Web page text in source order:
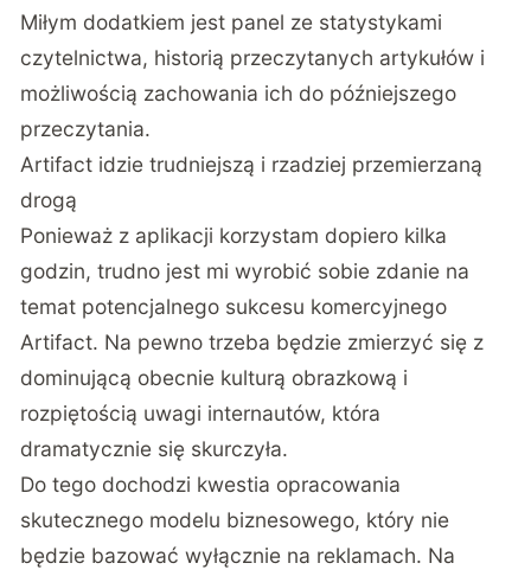
Miłym dodatkiem jest panel ze statystykami
czytelnictwa, historią przeczytanych artykułów i
możliwością zachowania ich do późniejszego
przeczytania.
Artifact idzie trudniejszą i rzadziej przemierzaną
drogą
Ponieważ z aplikacji korzystam dopiero kilka
godzin, trudno jest mi wyrobić sobie zdanie na
temat potencjalnego sukcesu komercyjnego
Artifact. Na pewno trzeba będzie zmierzyć się z
dominującą obecnie kulturą obrazkową i
rozpiętością uwagi internautów, która
dramatycznie się skurczyła.
Do tego dochodzi kwestia opracowania
skutecznego modelu biznesowego, który nie
będzie bazować wyłącznie na reklamach. Na